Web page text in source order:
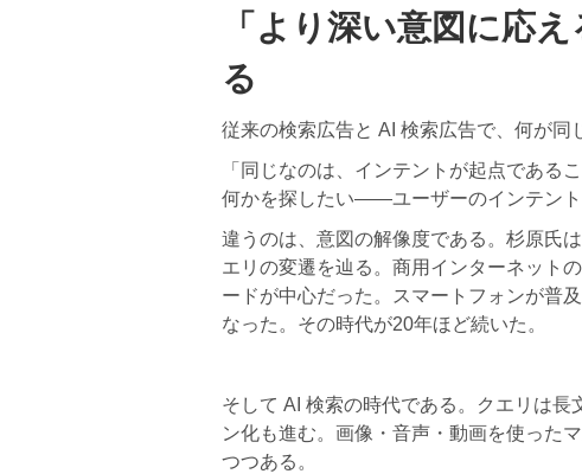
「より深い意図に応
る
従来の検索広告と AI 検索広告で、何が同
「同じなのは、インテントが起点である
何かを探したい——ユーザーのインテント
違うのは、意図の解像度である。杉原氏
エリの変遷を辿る。商用インターネット
ードが中心だった。スマートフォンが普
なった。その時代が20年ほど続いた。
そして AI 検索の時代である。クエリは
ン化も進む。画像・音声・動画を使った
つつある。